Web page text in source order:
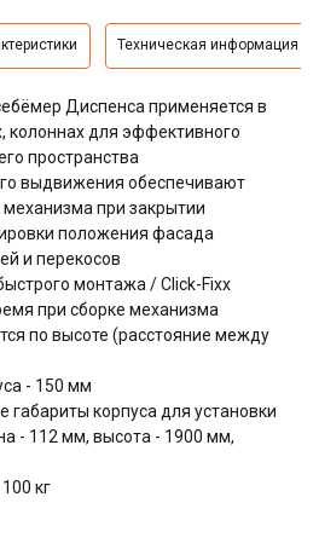
Техническая информация
Диспенса применяется в
колоннах для эффективного
пространства
выдвижения обеспечивают
при закрытии
положения фасада
и перекосов
монтажа / Click-Fixx
при сборке механизма
по высоте (расстояние между
- 150 мм
корпуса для установки
- 112 мм, высота - 1900 мм,
кг